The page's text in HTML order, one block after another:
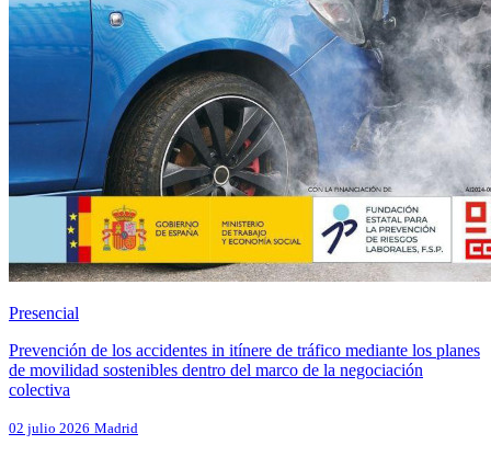
Presencial
Prevención de los accidentes in itínere de tráfico mediante los planes
de movilidad sostenibles dentro del marco de la negociación
colectiva
02 julio 2026 Madrid